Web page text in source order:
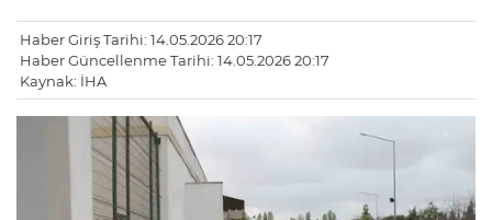
Haber Giriş Tarihi: 14.05.2026 20:17
Haber Güncellenme Tarihi: 14.05.2026 20:17
Kaynak: İHA